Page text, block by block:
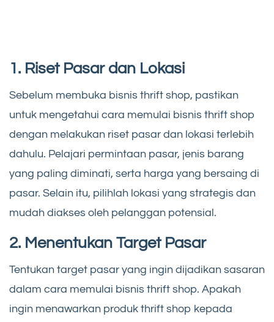
1. Riset Pasar dan Lokasi
Sebelum membuka bisnis thrift shop, pastikan
untuk mengetahui cara memulai bisnis thrift shop
dengan melakukan riset pasar dan lokasi terlebih
dahulu. Pelajari permintaan pasar, jenis barang
yang paling diminati, serta harga yang bersaing di
pasar. Selain itu, pilihlah lokasi yang strategis dan
mudah diakses oleh pelanggan potensial.
2. Menentukan Target Pasar
Tentukan target pasar yang ingin dijadikan sasaran
dalam cara memulai bisnis thrift shop. Apakah
ingin menawarkan produk thrift shop kepada